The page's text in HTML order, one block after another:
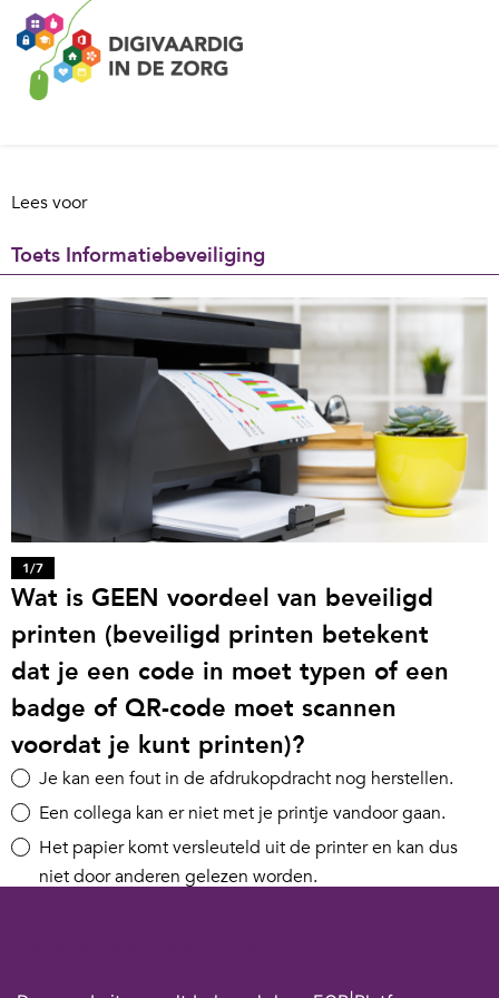
Lees voor
Toets Informatiebeveiliging
1/7
Wat is GEEN voordeel van beveiligd
printen (beveiligd printen betekent
dat je een code in moet typen of een
badge of QR-code moet scannen
voordat je kunt printen)?
Je kan een fout in de afdrukopdracht nog herstellen.
Een collega kan er niet met je printje vandoor gaan.
Het papier komt versleuteld uit de printer en kan dus
niet door anderen gelezen worden.